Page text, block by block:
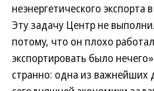
неэнергетического экспорта
Эту задачу Центр не
потому, что он плохо
экспортировать было
странно: одна из важнейших